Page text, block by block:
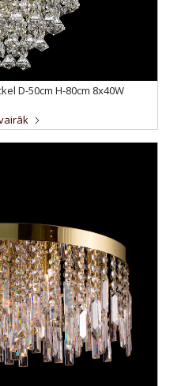
D-50cm H-80cm 8x40W